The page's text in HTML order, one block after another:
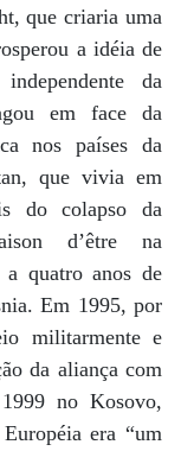
que criaria uma
a idéia de
da
em face da
nos países da
que vivia em
do colapso da
d’être na
quatro anos de
Em 1995, por
militarmente e
da aliança com
no Kosovo,
era “um